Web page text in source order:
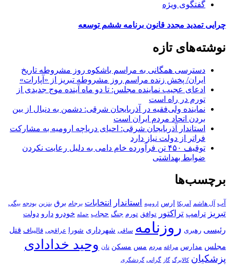
گفتگوی ویژه
چرایی تمدید مجدد قانون برنامه ششم توسعه
نوشته‌های تازه
دسترسی همگانی به مراسم باشکوه روز مشروطه تاریخ
ایران/ پخش زنده مراسم روز مشروطه تبریز از «آپارات»
ادعای عجیب نماینده مجلس: تا دو ماه آینده موج جدیدی از
تورم در راه است
نماینده ولی‌فقیه در آذربایجان شرقی: دشمن به دنبال از بین
بردن اتحاد مردم ایران است
استاندار آذربایجان شرقی: احیای دریاچه ارومیه به مشارکت
فراتر از دولت نیاز دارد
توقیف ۴۵۰ تن فرآورده خام دامی به دلیل رعایت نکردن
ضوابط بهداشتی
برچسب‌ها
آب آل هاشم آمریکا ارس ارومیه استاندار انتخابات برجام برق بنزین بودجه بیگی
تبریز ترامپ تراکتور توافق تورم جنگ حجاب حمله خودرو دارو دولت
رئیسی رهبری روزنامه ساقی شهرداری شورا عراقچی قالیباف قتل
مجلس مدارس مراغه مردم مس مسکن نان وحید خدادادی
پزشکیان کالابرگ گاز گرانی گردشگری